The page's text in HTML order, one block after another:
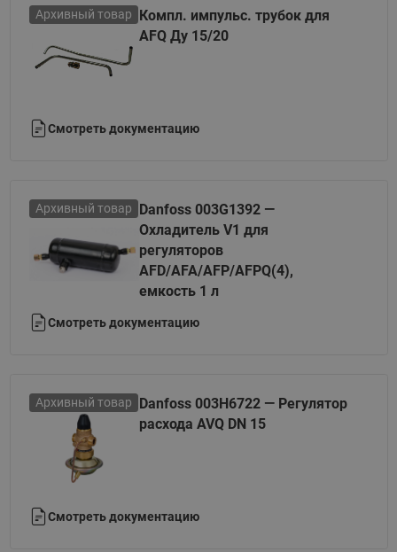
Архивный товар
Компл. импульс. трубок для
AFQ Ду 15/20
Смотреть документацию
Архивный товар
Danfoss 003G1392 —
Охладитель V1 для
регуляторов
AFD/AFA/AFP/AFPQ(4),
емкость 1 л
Смотреть документацию
Архивный товар
Danfoss 003H6722 — Регулятор
расхода AVQ DN 15
Смотреть документацию